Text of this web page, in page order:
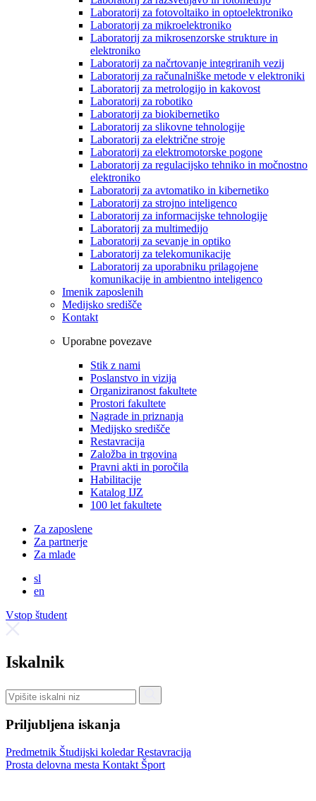
Laboratorij za fotovoltaiko in optoelektroniko
Laboratorij za mikroelektroniko
Laboratorij za mikrosenzorske strukture in
elektroniko
Laboratorij za načrtovanje integriranih vezij
Laboratorij za računalniške metode v elektroniki
Laboratorij za metrologijo in kakovost
Laboratorij za robotiko
Laboratorij za biokibernetiko
Laboratorij za slikovne tehnologije
Laboratorij za električne stroje
Laboratorij za elektromotorske pogone
Laboratorij za regulacijsko tehniko in močnostno
elektroniko
Laboratorij za avtomatiko in kibernetiko
Laboratorij za strojno inteligenco
Laboratorij za informacijske tehnologije
Laboratorij za multimedijo
Laboratorij za sevanje in optiko
Laboratorij za telekomunikacije
Laboratorij za uporabniku prilagojene
komunikacije in ambientno inteligenco
Imenik zaposlenih
Medijsko središče
Kontakt
Uporabne povezave
Stik z nami
Poslanstvo in vizija
Organiziranost fakultete
Prostori fakultete
Nagrade in priznanja
Medijsko središče
Restavracija
Založba in trgovina
Pravni akti in poročila
Habilitacije
Katalog IJZ
100 let fakultete
Za zaposlene
Za partnerje
Za mlade
sl
en
Vstop študent
Iskalnik
Priljubljena iskanja
Predmetnik Študijski koledarRestavracija
Prosta delovna mesta Kontakt Šport